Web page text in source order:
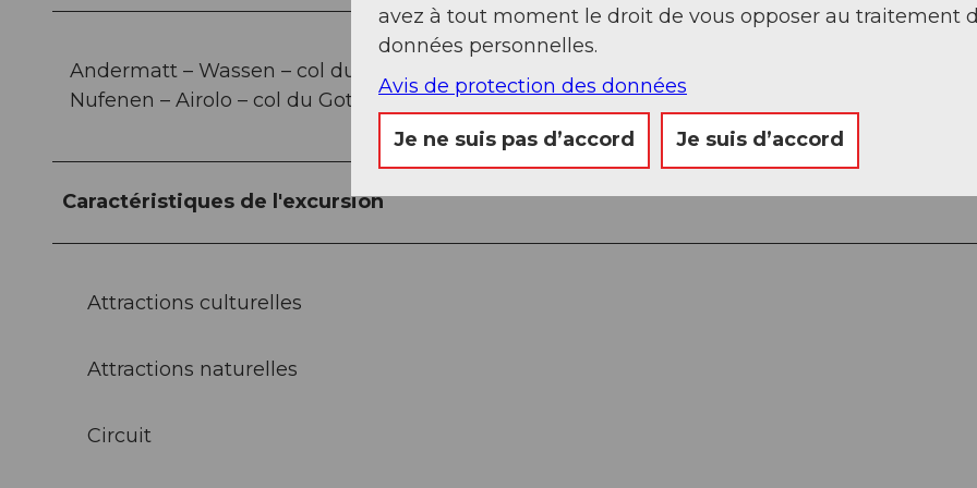
Andermatt – Wassen – col du Susten – Innertkirchen – col du Grimsel – Ulrichen – col de la
Nufenen – Airolo – col du Gothard – Andermatt
Caractéristiques de l'excursion
Attractions culturelles
Attractions naturelles
Circuit
avez à tout moment le droit de vous opposer au traitement
données personnelles.
Avis de protection des données
Je ne suis pas d’accord Je suis d’accord